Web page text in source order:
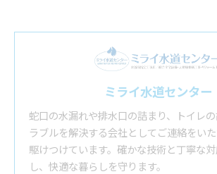
ミライ水道センター
蛇口の水漏れや排水口の詰まり、トイレ
ラブルを解決する会社としてご連絡をい
駆けつけています。確かな技術と丁寧な
し、快適な暮らしを守ります。